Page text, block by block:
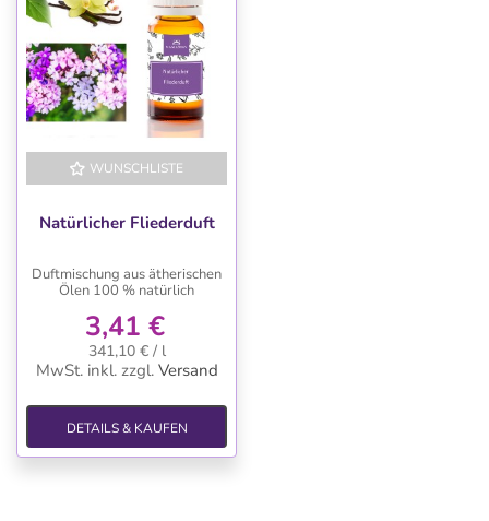
WUNSCHLISTE
Natürlicher Fliederduft
Duftmischung aus ätherischen
Ölen 100 % natürlich
3,41 €
341,10 € / l
MwSt. inkl. zzgl. Versand
DETAILS & KAUFEN